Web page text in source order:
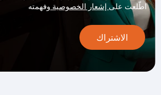
اطّلعت على إشعار الخصوصية وفهمته
الاشتراك